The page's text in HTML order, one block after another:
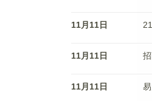
11月11日
11月11日
11月11日